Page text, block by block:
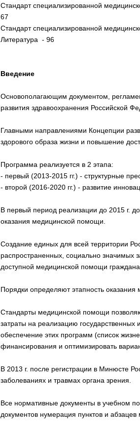
Стандарт специализированной
67
Стандарт специализированной
Литература - 96
Введение
Основополагающим документом,
развития здравоохранения Российской
Главными направлениями Концепции
здорового образа жизни и повышение
Программа реализуется в 2 этапа:
- первый (2013-2015 гг.) - структурные
- второй (2016-2020 гг.) - развитие
В первый период реализации до 2015 г.
оказания медицинской помощи.
Создание единых для всей территории
распространенных, социально значимых
доступной медицинской помощи
Порядки определяют этапность
Стандарты медицинской помощи
затраты на реализацию
обеспечение этих программ (список
финансирования и оптимизировать
В 2013 г. после регистрации в Минюсте
заболеваниях и травмах органа зрения.
Все нормативные документы в учебном
документов нумерация пунктов и